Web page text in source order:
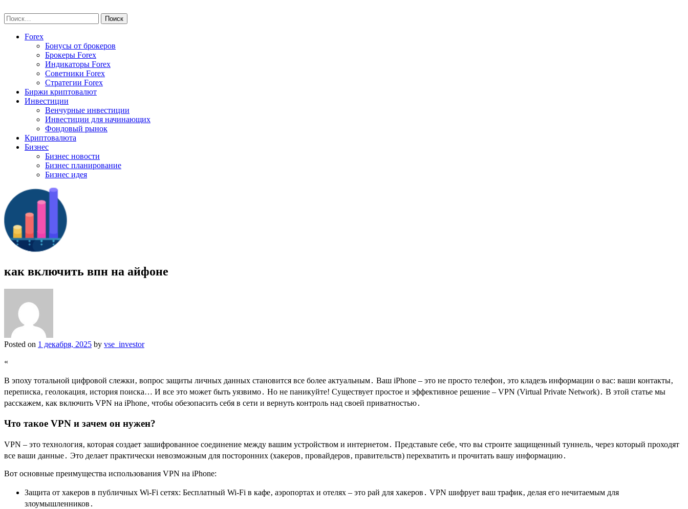
to
content
Найти:
Forex
Бонусы от брокеров
Брокеры Forex
Индикаторы Forex
Советники Forex
Стратегии Forex
Биржи криптовалют
Инвестиции
Венчурные инвестиции
Инвестиции для начинающих
Фондовый рынок
Криптовалюта
Бизнес
Бизнес новости
Бизнес планирование
Бизнес идея
как включить впн на айфоне
Posted on 1 декабря, 2025 by vse_investor
«
В эпоху тотальной цифровой слежки‚ вопрос защиты личных данных становится все более актуальным․ Ваш iPhone – это не просто телефон‚ это кладезь информации о вас: ваши контакты‚
переписка‚ геолокация‚ история поиска… И все это может быть уязвимо․ Но не паникуйте! Существует простое и эффективное решение – VPN (Virtual Private Network)․ В этой статье мы
расскажем‚ как включить VPN на iPhone‚ чтобы обезопасить себя в сети и вернуть контроль над своей приватностью․
Что такое VPN и зачем он нужен?
VPN – это технология‚ которая создает зашифрованное соединение между вашим устройством и интернетом․ Представьте себе‚ что вы строите защищенный туннель‚ через который проходят
все ваши данные․ Это делает практически невозможным для посторонних (хакеров‚ провайдеров‚ правительств) перехватить и прочитать вашу информацию․
Вот основные преимущества использования VPN на iPhone:
Защита от хакеров в публичных Wi-Fi сетях: Бесплатный Wi-Fi в кафе‚ аэропортах и отелях – это рай для хакеров․ VPN шифрует ваш трафик‚ делая его нечитаемым для
злоумышленников․